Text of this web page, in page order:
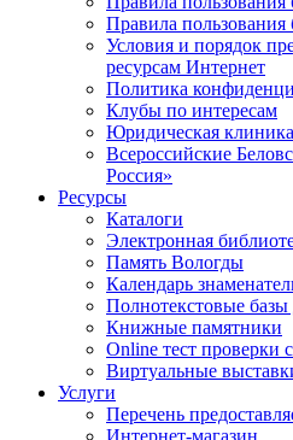
Правила пользования
Условия и порядок
ресурсам Интернет
Политика
Клубы по интересам
Юридическая клиника
Всероссийские
Россия»
Ресурсы
Каталоги
Электронная
Память Вологды
Календарь
Полнотекстовые
Книжные памятники
Online тест проверки
Виртуальные
Услуги
Перечень
Интернет-магазин